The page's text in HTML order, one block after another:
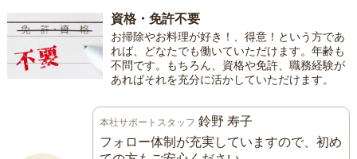
資格・免許不要
お掃除やお料理が好き！、得意！という方であ
れば、どなたでも働いていただけます。年齢も
不問です。もちろん、資格や免許、職務経験が
あればそれを充分に活かしていただけます。
本社サポートスタッフ 鈴野 寿子
フォロー体制が充実していますので、初め